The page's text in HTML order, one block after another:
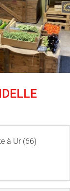
à Ur (66)